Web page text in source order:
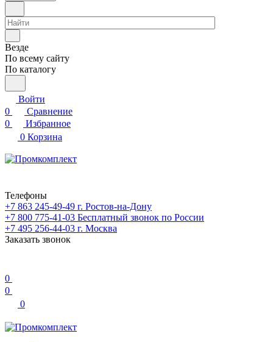
Везде
По всему сайту
По каталогу
Войти
0
Сравнение
0
Избранное
0 Корзина
Телефоны
+7 863 245-49-49 г. Ростов-на-Дону
+7 800 775-41-03 Бесплатный звонок по России
+7 495 256-44-03 г. Москва
Заказать звонок
0
0
0